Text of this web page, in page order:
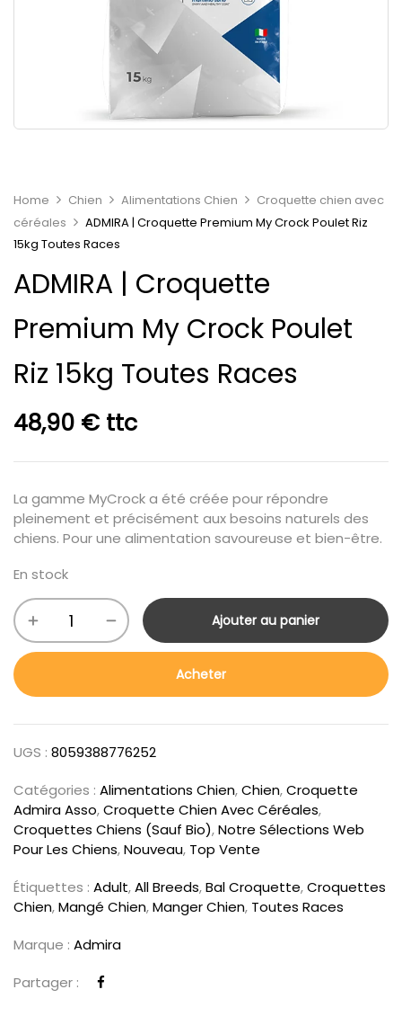
Home Chien Alimentations Chien
Croquette chien avec
céréales
ADMIRA | Croquette Premium My Crock Poulet Riz
15kg Toutes Races
ADMIRA | Croquette
Premium My Crock Poulet
Riz 15kg Toutes Races
48,90 € ttc
La gamme MyCrock a été créée pour répondre
pleinement et précisément aux besoins naturels des
chiens. Pour une alimentation savoureuse et bien-être.
En stock
Ajouter au panier
Acheter
UGS : 8059388776252
Catégories : Alimentations Chien,Chien,Croquette
Admira Asso,Croquette Chien Avec Céréales,
Croquettes Chiens (sauf Bio),Notre Sélections Web
Pour Les Chiens,Nouveau, Top Vente
Étiquettes : Adult,All Breeds,Bal Croquette,Croquettes
Chien,Mangé Chien,Manger Chien, Toutes Races
Marque : Admira
Partager :